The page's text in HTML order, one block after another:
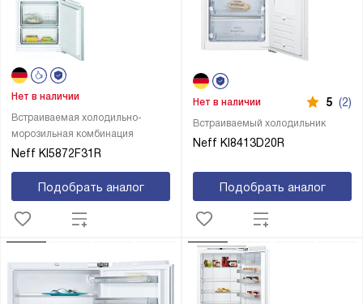
Встраиваемая холодильно-
морозильная комбинация
Neff KI5872F31R
Нет в наличии
Подобрать аналог
Встраиваемый холодильник
Neff KI8413D20R
Нет в наличии 5 (2)
Подобрать аналог